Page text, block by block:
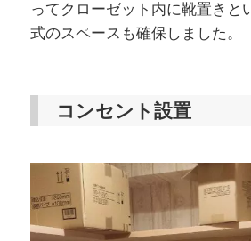
ってクローゼット内に靴置きと
式のスペースも確保しました。
コンセント設置